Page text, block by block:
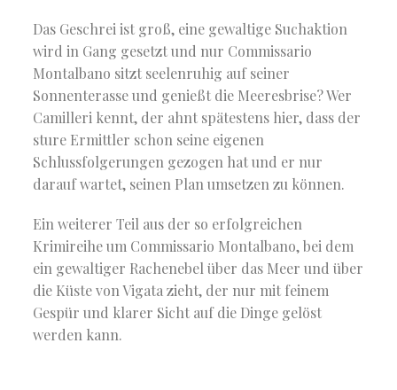
Das Geschrei ist groß, eine gewaltige Suchaktion
wird in Gang gesetzt und nur Commissario
Montalbano sitzt seelenruhig auf seiner
Sonnenterasse und genießt die Meeresbrise? Wer
Camilleri kennt, der ahnt spätestens hier, dass der
sture Ermittler schon seine eigenen
Schlussfolgerungen gezogen hat und er nur
darauf wartet, seinen Plan umsetzen zu können.
Ein weiterer Teil aus der so erfolgreichen
Krimireihe um Commissario Montalbano, bei dem
ein gewaltiger Rachenebel über das Meer und über
die Küste von Vigata zieht, der nur mit feinem
Gespür und klarer Sicht auf die Dinge gelöst
werden kann.